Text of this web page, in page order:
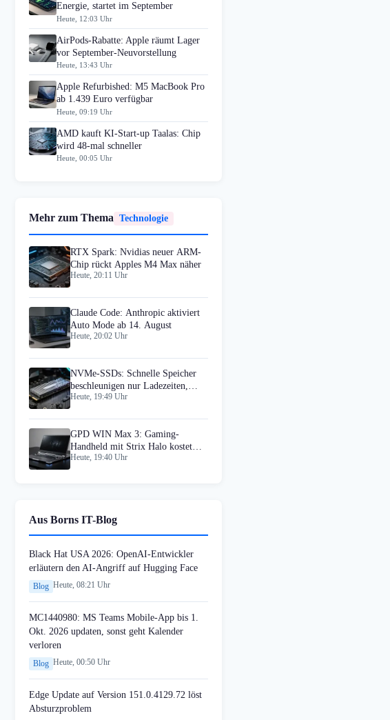
Energie, startet im September
Heute, 12:03 Uhr
AirPods-Rabatte: Apple räumt Lager
vor September-Neuvorstellung
Heute, 13:43 Uhr
Apple Refurbished: M5 MacBook Pro
ab 1.439 Euro verfügbar
Heute, 09:19 Uhr
AMD kauft KI-Start-up Taalas: Chip
wird 48-mal schneller
Heute, 00:05 Uhr
Mehr zum Thema Technologie
RTX Spark: Nvidias neuer ARM-
Chip rückt Apples M4 Max näher
Heute, 20:11 Uhr
Claude Code: Anthropic aktiviert
Auto Mode ab 14. August
Heute, 20:02 Uhr
NVMe-SSDs: Schnelle Speicher
beschleunigen nur Ladezeiten,
nicht Bildraten
Heute, 19:49 Uhr
GPD WIN Max 3: Gaming-
Handheld mit Strix Halo kostet
1.699 Euro
Heute, 19:40 Uhr
Aus Borns IT-Blog
Black Hat USA 2026: OpenAI-Entwickler
erläutern den AI-Angriff auf Hugging Face
Blog Heute, 08:21 Uhr
MC1440980: MS Teams Mobile-App bis 1.
Okt. 2026 updaten, sonst geht Kalender
verloren
Blog Heute, 00:50 Uhr
Edge Update auf Version 151.0.4129.72 löst
Absturzproblem